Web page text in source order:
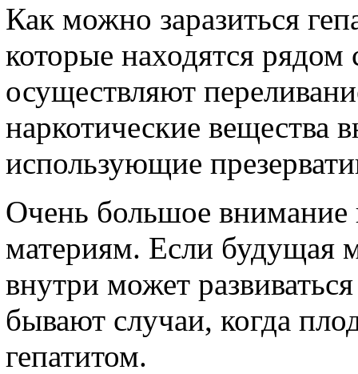
Как можно заразиться
которые находятся
осуществляют
наркотические вещества
использующие
Очень большое
материям. Если будущая
внутри может
бывают случаи, когда
гепатитом.